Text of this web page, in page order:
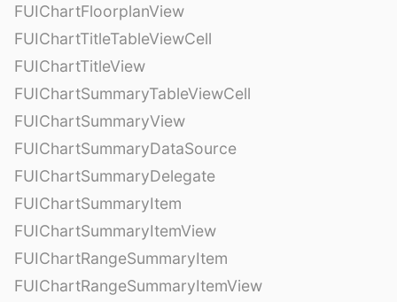
FUIChartFloorplanView
FUIChartTitleTableViewCell
FUIChartTitleView
FUIChartSummaryTableViewCell
FUIChartSummaryView
FUIChartSummaryDataSource
FUIChartSummaryDelegate
FUIChartSummaryItem
FUIChartSummaryItemView
FUIChartRangeSummaryItem
FUIChartRangeSummaryItemView